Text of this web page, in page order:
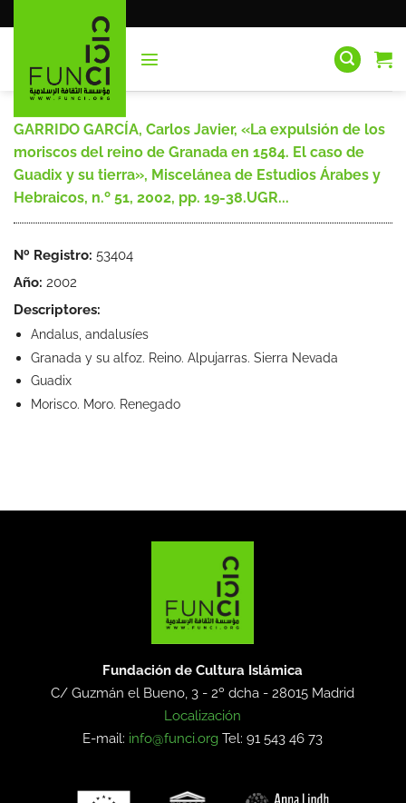
al
GARRIDO GARCÍA, Carlos Javier, «La expulsión de los
moriscos del reino de Granada en 1584. El caso de
Guadix y su tierra», Miscelánea de Estudios Árabes y
Hebraicos, n.º 51, 2002, pp. 19-38.UGR...
Nº Registro: 53404
Año: 2002
Descriptores:
Andalus, andalusíes
Granada y su alfoz. Reino. Alpujarras. Sierra Nevada
Guadix
Morisco. Moro. Renegado
Fundación de Cultura Islámica
C/ Guzmán el Bueno, 3 - 2º dcha -28015 Madrid
Localización
E-mail: info@funci.org Tel: 91 543 46 73